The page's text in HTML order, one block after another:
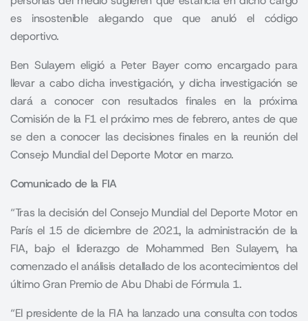
es insostenible alegando que que anuló el código
deportivo.
Ben Sulayem eligió a Peter Bayer como encargado para
llevar a cabo dicha investigación, y dicha investigación se
dará a conocer con resultados finales en la próxima
Comisión de la F1 el próximo mes de febrero, antes de que
se den a conocer las decisiones finales en la reunión del
Consejo Mundial del Deporte Motor en marzo.
Comunicado de la FIA
“Tras la decisión del Consejo Mundial del Deporte Motor en
París el 15 de diciembre de 2021, la administración de la
FIA, bajo el liderazgo de Mohammed Ben Sulayem, ha
comenzado el análisis detallado de los acontecimientos del
último Gran Premio de Abu Dhabi de Fórmula 1.
“El presidente de la FIA ha lanzado una consulta con todos